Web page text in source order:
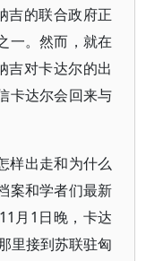
吉的联合政府正
一。然而，就在
吉对卡达尔的出
卡达尔会回来与
样出走和为什么
案和学者们最新
月1日晚，卡达
里接到苏联驻匈